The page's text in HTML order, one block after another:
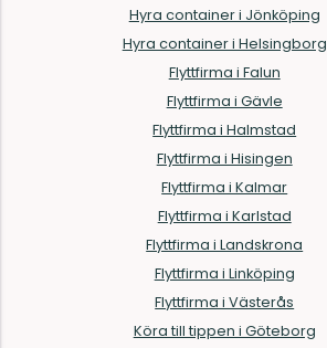
Hyra container i Jönköping
Hyra container i Helsingborg
Flyttfirma i Falun
Flyttfirma i Gävle
Flyttfirma i Halmstad
Flyttfirma i Hisingen
Flyttfirma i Kalmar
Flyttfirma i Karlstad
Flyttfirma i Landskrona
Flyttfirma i Linköping
Flyttfirma i Västerås
Köra till tippen i Göteborg